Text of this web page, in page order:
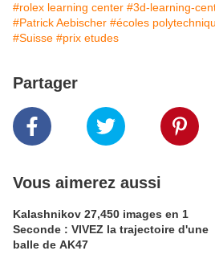
#rolex learning center #3d-learning-
#Patrick Aebischer #écoles
#Suisse #prix etudes
Partager
Vous aimerez aussi
Kalashnikov 27,450 images en 1
Seconde : VIVEZ la trajectoire d'une
balle de AK47